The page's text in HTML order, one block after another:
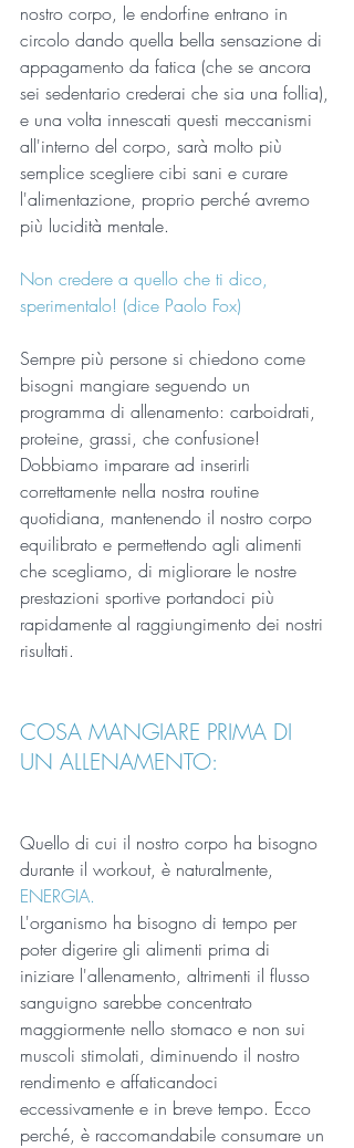
nostro corpo, le endorfine entrano in
circolo dando quella bella sensazione di
appagamento da fatica (che se ancora
sei sedentario crederai che sia una follia),
e una volta innescati questi meccanismi
all'interno del corpo, sarà molto più
semplice scegliere cibi sani e curare
l'alimentazione, proprio perché avremo
più lucidità mentale.
Non credere a quello che ti dico,
sperimentalo! (dice Paolo Fox)
Sempre più persone si chiedono come
bisogni mangiare seguendo un
programma di allenamento: carboidrati,
proteine, grassi, che confusione!
Dobbiamo imparare ad inserirli
correttamente nella nostra routine
quotidiana, mantenendo il nostro corpo
equilibrato e permettendo agli alimenti
che scegliamo, di migliorare le nostre
prestazioni sportive portandoci più
rapidamente al raggiungimento dei nostri
risultati.
COSA MANGIARE PRIMA DI
UN ALLENAMENTO:
Quello di cui il nostro corpo ha bisogno
durante il workout, è naturalmente,
ENERGIA.
L'organismo ha bisogno di tempo per
poter digerire gli alimenti prima di
iniziare l'allenamento, altrimenti il flusso
sanguigno sarebbe concentrato
maggiormente nello stomaco e non sui
muscoli stimolati, diminuendo il nostro
rendimento e affaticandoci
eccessivamente e in breve tempo. Ecco
perché, è raccomandabile consumare un